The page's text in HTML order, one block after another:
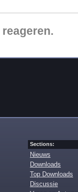
Sections:
Nieuws
Downloads
Top Downloads
Discussie